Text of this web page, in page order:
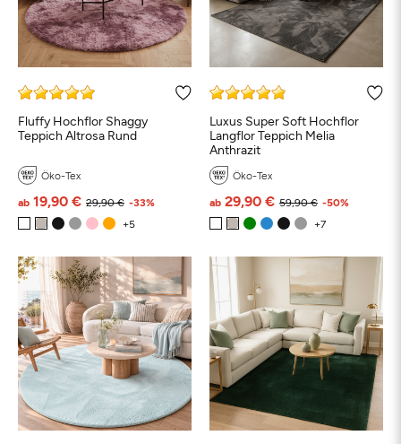
Fluffy Hochflor Shaggy
Teppich Altrosa Rund
Öko-Tex
29,90 €
ab 19,90 € -33%
Luxus Super Soft Hochflor
Langflor Teppich Melia
Anthrazit
Öko-Tex
59,90 €
ab 29,90 € -50%